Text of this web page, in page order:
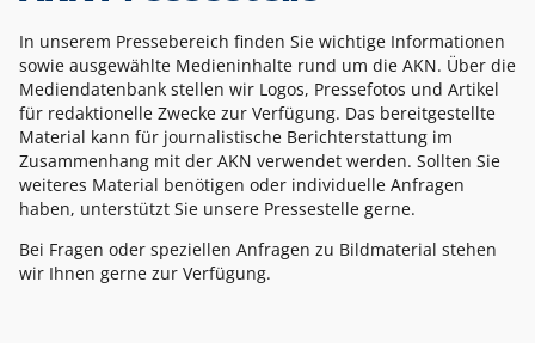
In unserem Pressebereich finden Sie wichtige Informationen
sowie ausgewählte Medieninhalte rund um die AKN. Über die
Mediendatenbank stellen wir Logos, Pressefotos und Artikel
für redaktionelle Zwecke zur Verfügung. Das bereitgestellte
Material kann für journalistische Berichterstattung im
Zusammenhang mit der AKN verwendet werden. Sollten Sie
weiteres Material benötigen oder individuelle Anfragen
haben, unterstützt Sie unsere Pressestelle gerne.
Bei Fragen oder speziellen Anfragen zu Bildmaterial stehen
wir Ihnen gerne zur Verfügung.